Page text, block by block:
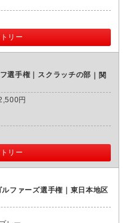
リー
選手権｜スクラッチの部
関
円
リー
ファーズ選手権｜東日本地区